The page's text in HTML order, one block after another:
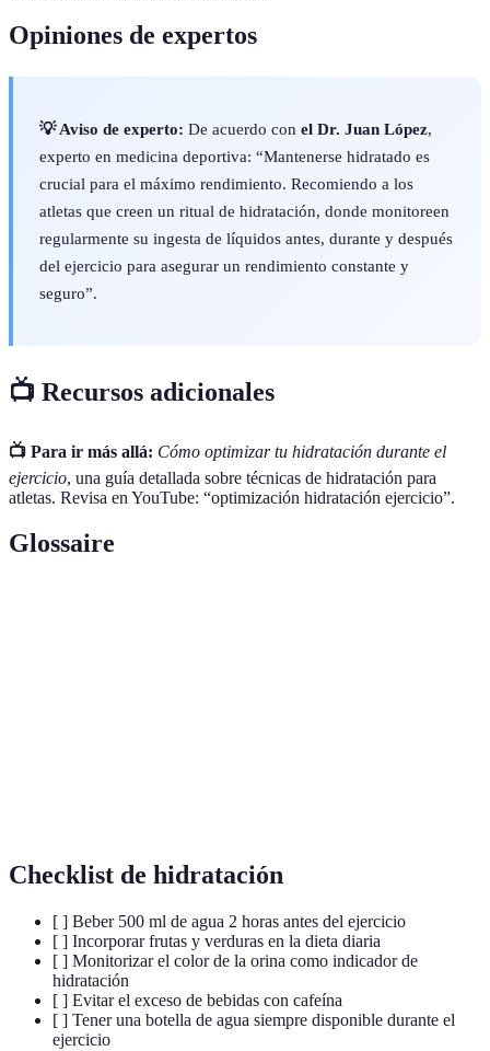
Opiniones de expertos
💡 Aviso de experto: De acuerdo con el Dr. Juan López,
experto en medicina deportiva: “Mantenerse hidratado es
crucial para el máximo rendimiento. Recomiendo a los
atletas que creen un ritual de hidratación, donde monitoreen
regularmente su ingesta de líquidos antes, durante y después
del ejercicio para asegurar un rendimiento constante y
seguro”.
📺 Recursos adicionales
📺 Para ir más allá: Cómo optimizar tu hidratación durante el
ejercicio, una guía detallada sobre técnicas de hidratación para
atletas. Revisa en YouTube: “optimización hidratación ejercicio”.
Glossaire
Checklist de hidratación
[ ] Beber 500 ml de agua 2 horas antes del ejercicio
[ ] Incorporar frutas y verduras en la dieta diaria
[ ] Monitorizar el color de la orina como indicador de
hidratación
[ ] Evitar el exceso de bebidas con cafeína
[ ] Tener una botella de agua siempre disponible durante el
ejercicio